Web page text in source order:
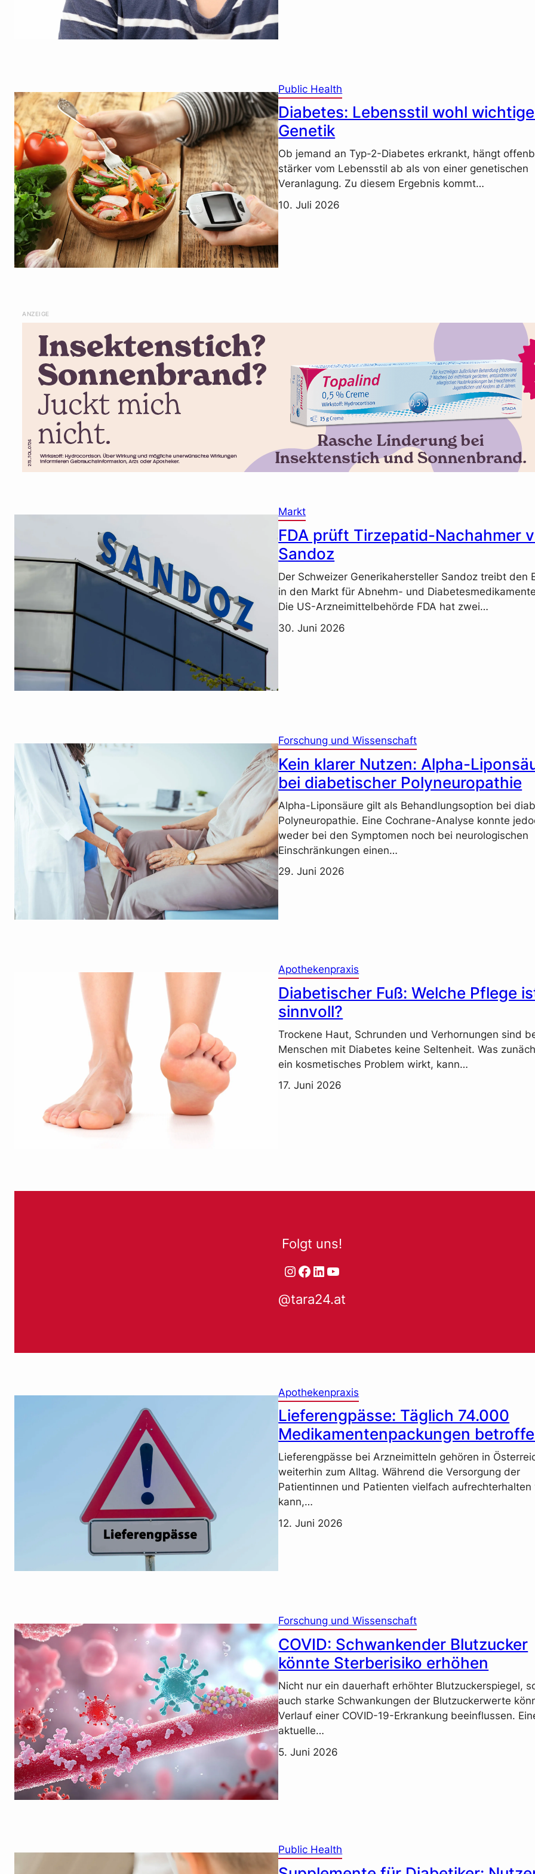
Public Health
Diabetes: Lebensstil wohl
Genetik
Ob jemand an Typ-2-Diabetes erkrankt, hängt
stärker vom Lebensstil ab als von einer genetischen
Veranlagung. Zu diesem Ergebnis kommt…
10. Juli 2026
ANZEIGE
Markt
FDA prüft Tirzepatid-Nachahmer
Sandoz
Der Schweizer Generikahersteller Sandoz treibt den
in den Markt für Abnehm- und
Die US-Arzneimittelbehörde FDA hat zwei…
30. Juni 2026
Forschung und Wissenschaft
Kein klarer Nutzen: Alpha-
bei diabetischer Polyneuropathie
Alpha-Liponsäure gilt als Behandlungsoption bei
Polyneuropathie. Eine Cochrane-Analyse konnte
weder bei den Symptomen noch bei neurologischen
Einschränkungen einen…
29. Juni 2026
Apothekenpraxis
Diabetischer Fuß: Welche Pflege
sinnvoll?
Trockene Haut, Schrunden und Verhornungen sind
Menschen mit Diabetes keine Seltenheit. Was
ein kosmetisches Problem wirkt, kann…
17. Juni 2026
Folgt uns!
Instagram Facebook LinkedIn YouTube
@tara24.at
Apothekenpraxis
Lieferengpässe: Täglich 74.000
Medikamentenpackungen
Lieferengpässe bei Arzneimitteln gehören in
weiterhin zum Alltag. Während die Versorgung der
Patientinnen und Patienten vielfach aufrechterhalten
kann,…
12. Juni 2026
Forschung und Wissenschaft
COVID: Schwankender Blutzucker
könnte Sterberisiko erhöhen
Nicht nur ein dauerhaft erhöhter Blutzuckerspiegel,
auch starke Schwankungen der Blutzuckerwerte
Verlauf einer COVID-19-Erkrankung beeinflussen.
aktuelle…
5. Juni 2026
Public Health